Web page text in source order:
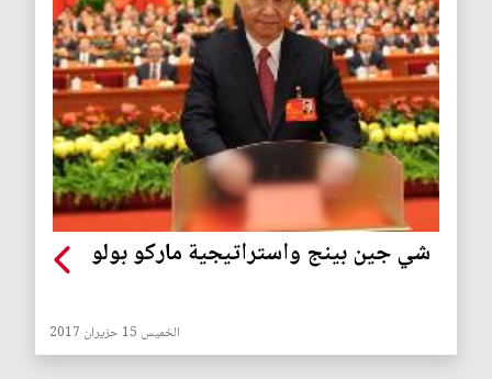
شي جين بينج واستراتيجية ماركو بولو
الخميس 15 حزيران 2017